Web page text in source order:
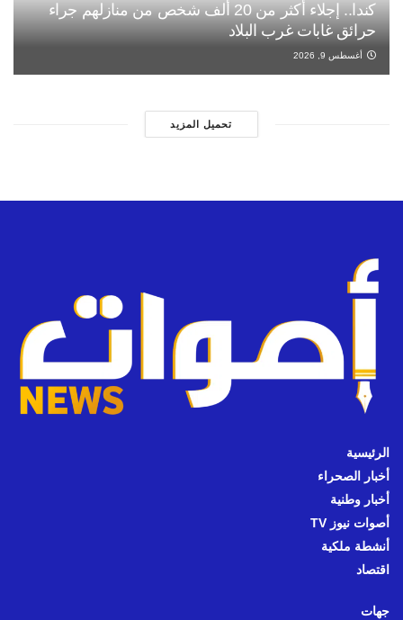
كندا.. إجلاء أكثر من 20 ألف شخص من منازلهم جراء
حرائق غابات غرب البلاد
أغسطس 9, 2026
تحميل المزيد
الرئيسية
أخبار الصحراء
أخبار وطنية
أصوات نيوز TV
أنشطة ملكية
اقتصاد
جهات